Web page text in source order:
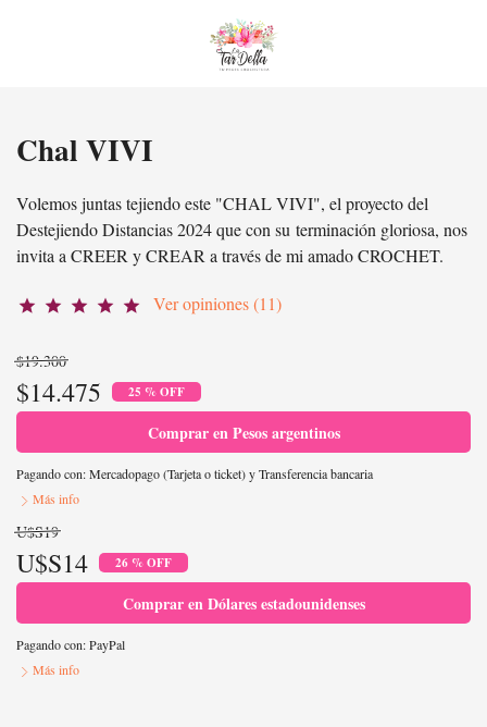
Chal VIVI
Volemos juntas tejiendo este "CHAL VIVI", el proyecto del
Destejiendo Distancias 2024 que con su terminación gloriosa, nos
invita a CREER y CREAR a través de mi amado CROCHET.
star star star star star Ver opiniones (11)
$19.300
$14.475 25 % OFF
Comprar en Pesos argentinos
Pagando con:Mercadopago (Tarjeta o ticket)yTransferencia bancaria
Más info
U$S19
U$S14 26 % OFF
Comprar en Dólares estadounidenses
Pagando con:PayPal
Más info